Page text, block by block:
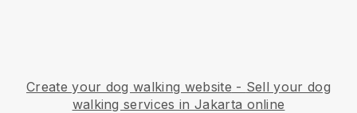
Create your dog walking website - Sell your dog
walking services in Jakarta online